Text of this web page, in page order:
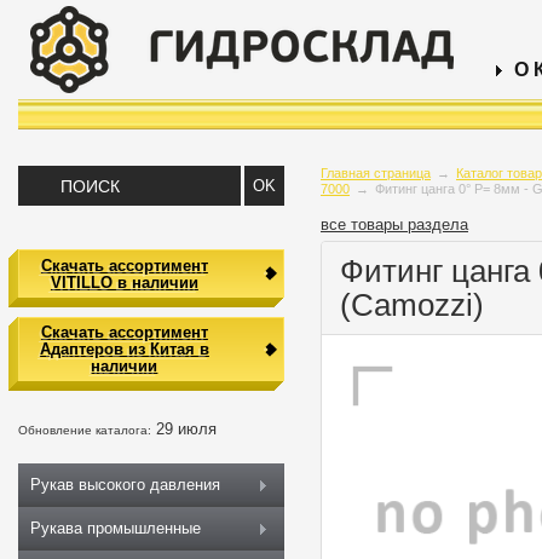
О
Главная страница →
Каталог
7000 → Фитинг цанга 0° P= 8мм -
все товары раздела
Фитинг
(Camozzi)
Скачать ассортимент
VITILLO в наличии
Скачать ассортимент
Адаптеров из Китая в
наличии
Обновление каталога: 29 июля
Рукав высокого давления
Рукава промышленные